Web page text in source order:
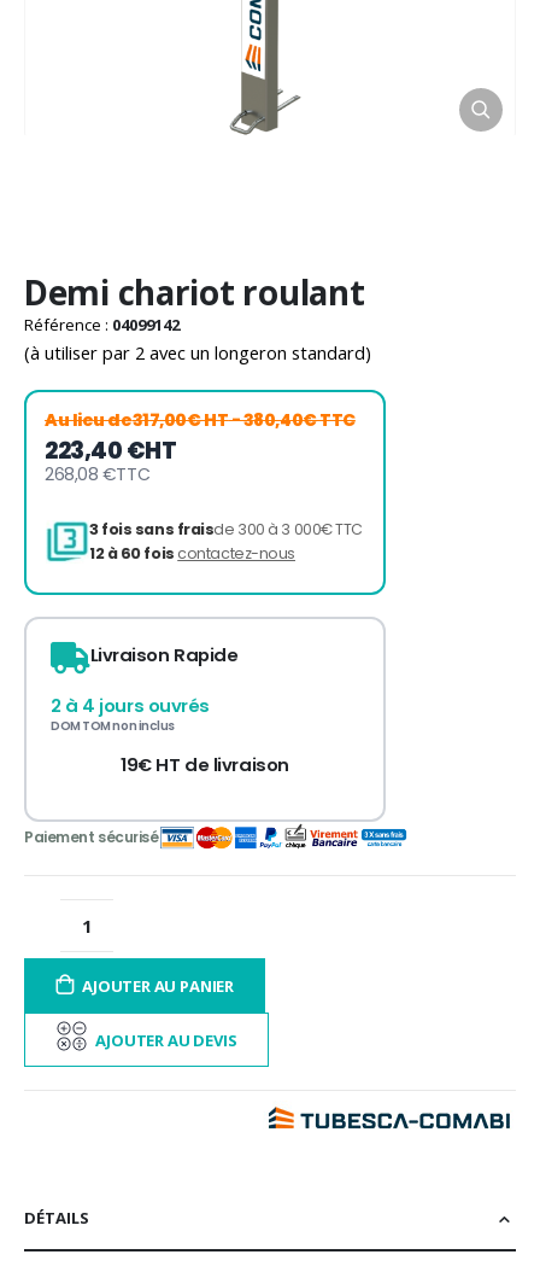
au
début
de
la
Galerie
d’images
Demi chariot roulant
Référence : 04099142
(à utiliser par 2 avec un longeron standard)
Au lieu de317,00€ HT- 380,40€ TTC
223,40 €HT
268,08 €TTC
3 fois sans frais
Livraison Rapide
2 à 4 jours ouvrés
DOM TOM non inclus
19€ HT de livraison
AJOUTER AU PANIER
AJOUTER AU DEVIS
DÉTAILS